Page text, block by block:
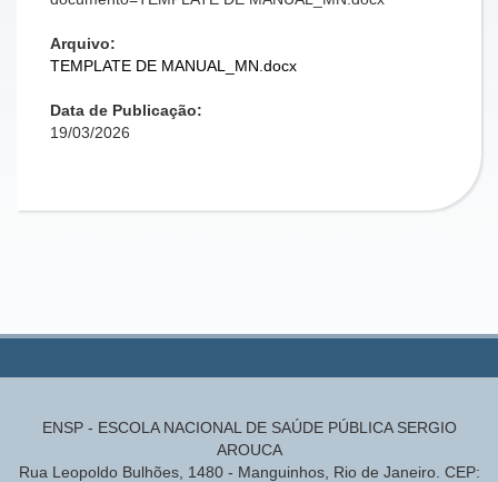
Arquivo:
TEMPLATE DE MANUAL_MN.docx
Data de Publicação:
19/03/2026
ENSP - ESCOLA NACIONAL DE SAÚDE PÚBLICA SERGIO
AROUCA
Rua Leopoldo Bulhões, 1480 - Manguinhos, Rio de Janeiro. CEP: